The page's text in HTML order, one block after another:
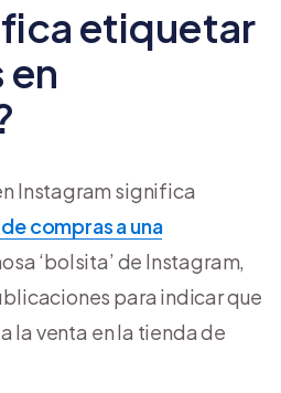
etiquetar
Instagram significa
compras a una
‘bolsita’ de Instagram,
para indicar que
la venta en la tienda de